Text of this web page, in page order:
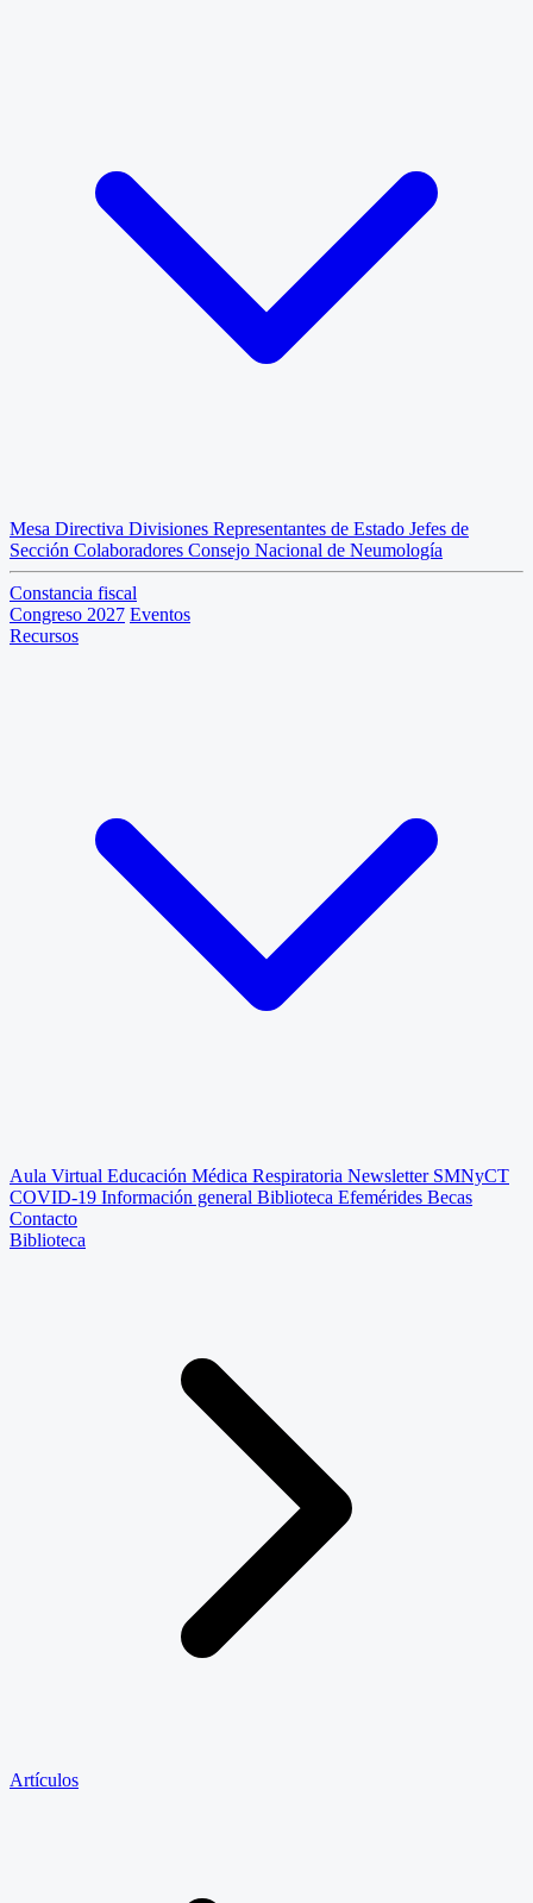
Mesa Directiva Divisiones Representantes de Estado Jefes de
Sección Colaboradores Consejo Nacional de Neumología
Constancia fiscal
Congreso 2027 Eventos
Recursos
Aula Virtual Educación Médica Respiratoria Newsletter SMNyCT
COVID-19 Información general Biblioteca Efemérides Becas
Contacto
Biblioteca
Artículos